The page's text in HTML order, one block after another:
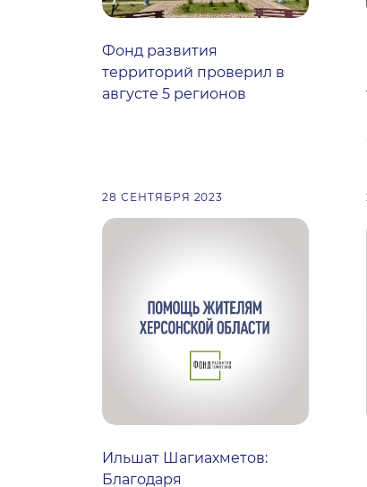
Фонд развития
территорий проверил в
августе 5 регионов
28 СЕНТЯБРЯ 2023
Ильшат Шагиахметов:
Благодаря